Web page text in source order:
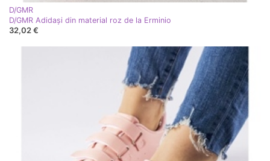
D/GMR
D/GMR Adidași din material roz de la Erminio
32,02 €